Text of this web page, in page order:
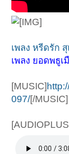
เพลง หรีดรัก
เพลง ยอดพธูเ
[MUSIC]
097/[/MUSIC]